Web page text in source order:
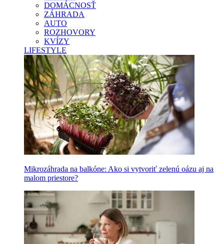
DOMÁCNOSŤ
ZÁHRADA
AUTO
ROZHOVORY
KVÍZY
LIFESTYLE
Mikrozáhrada na balkóne: Ako si vytvoriť zelenú oázu aj na
malom priestore?